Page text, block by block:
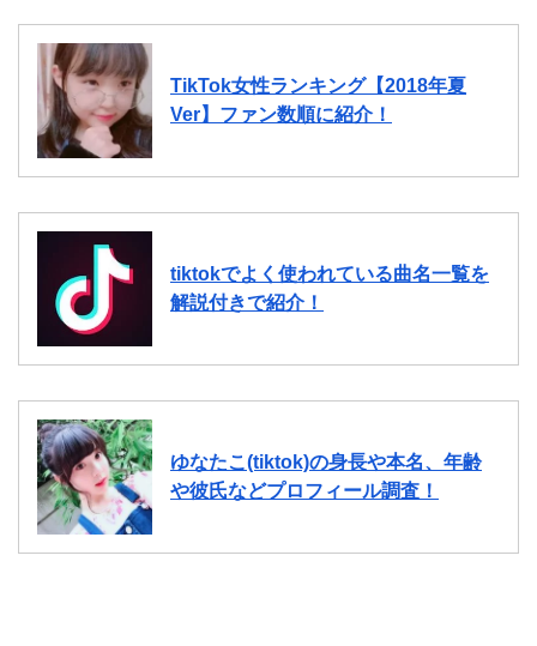
TikTok女性ランキング【2018年夏
Ver】ファン数順に紹介！
tiktokでよく使われている曲名一覧を
解説付きで紹介！
ゆなたこ(tiktok)の身長や本名、年齢
や彼氏などプロフィール調査！